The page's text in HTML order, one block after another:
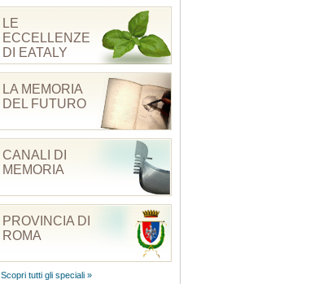
LE
ECCELLENZE
DI EATALY
LA MEMORIA
DEL FUTURO
CANALI DI
MEMORIA
PROVINCIA DI
ROMA
Scopri tutti gli speciali »